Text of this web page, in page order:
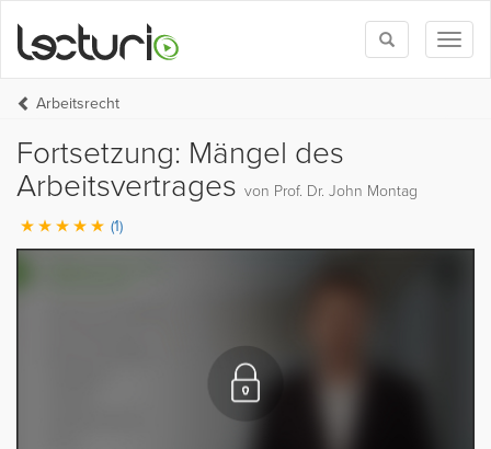
Toggle
search
Arbeitsrecht
Fortsetzung: Mängel des
Arbeitsvertrages von Prof. Dr. John Montag
(1)